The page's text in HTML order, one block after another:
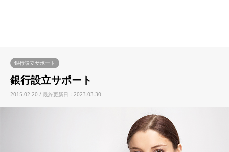
銀行設立サポート
銀行設立サポート
2015.02.20 / 最終更新日：2023.03.30